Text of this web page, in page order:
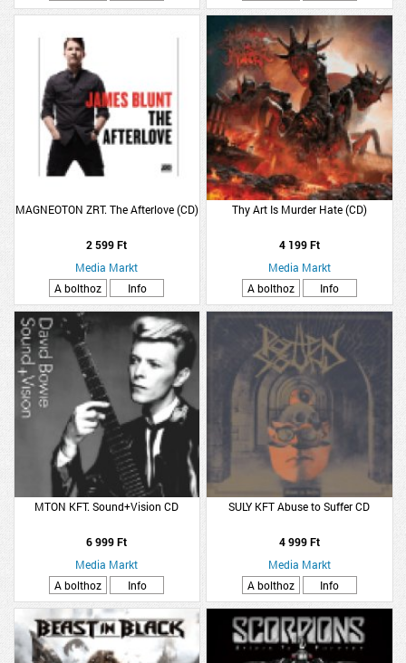
MAGNEOTON ZRT. The Afterlove (CD)
2 599 Ft
Media Markt
A bolthoz
Info
Thy Art Is Murder Hate (CD)
4 199 Ft
Media Markt
A bolthoz
Info
MTON KFT. Sound+Vision CD
6 999 Ft
Media Markt
A bolthoz
Info
SULY KFT Abuse to Suffer CD
4 999 Ft
Media Markt
A bolthoz
Info